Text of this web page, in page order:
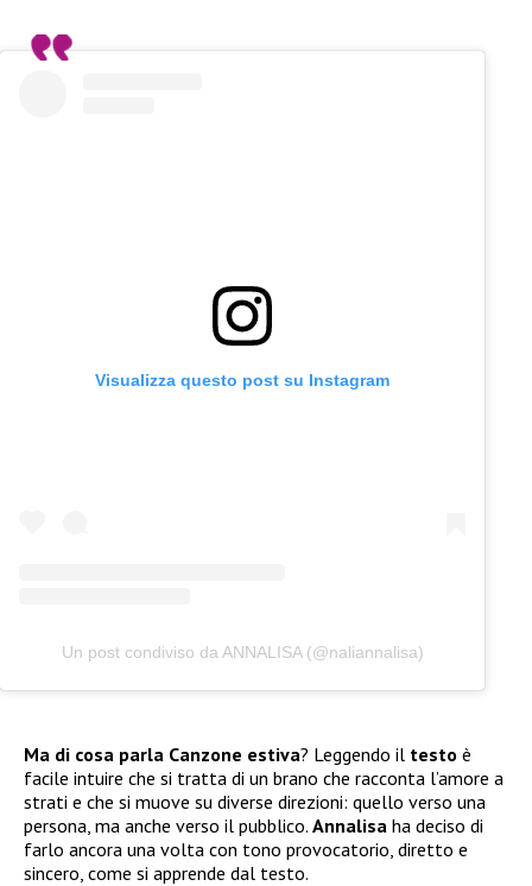
Visualizza questo post su Instagram
Un post condiviso da ANNALISA (@naliannalisa)
Ma di cosa parla Canzone estiva? Leggendo il testo è
facile intuire che si tratta di un brano che racconta l’amore a
strati e che si muove su diverse direzioni: quello verso una
persona, ma anche verso il pubblico. Annalisa ha deciso di
farlo ancora una volta con tono provocatorio, diretto e
sincero, come si apprende dal testo.